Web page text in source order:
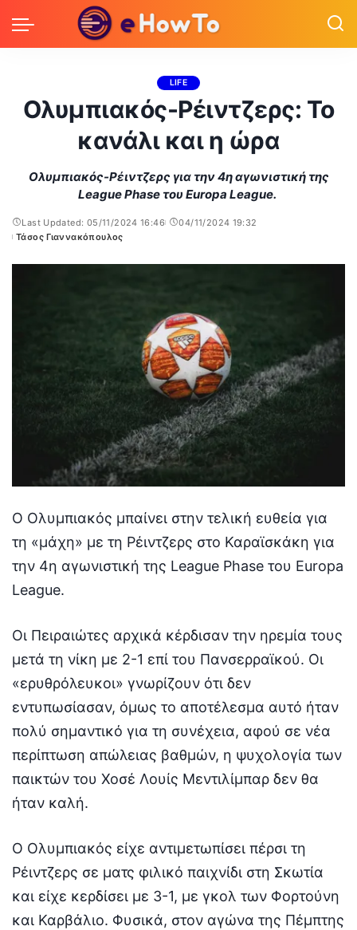
LIFE
Ολυμπιακός-Ρέιντζερς: Το
κανάλι και η ώρα
Ολυμπιακός-Ρέιντζερς για την 4η αγωνιστική της
League Phase του Europa League.
Last Updated: 05/11/2024 16:46
04/11/2024 19:32
Posted
Τάσος Γιαννακόπουλος
Ο Ολυμπιακός μπαίνει στην τελική ευθεία για
τη «μάχη» με τη Ρέιντζερς στο Καραϊσκάκη για
την 4η αγωνιστική της League Phase του Europa
League.
Οι Πειραιώτες αρχικά κέρδισαν την ηρεμία τους
μετά τη νίκη με 2-1 επί του Πανσερραϊκού. Οι
«ερυθρόλευκοι» γνωρίζουν ότι δεν
εντυπωσίασαν, όμως το αποτέλεσμα αυτό ήταν
πολύ σημαντικό για τη συνέχεια, αφού σε νέα
περίπτωση απώλειας βαθμών, η ψυχολογία των
παικτών του Χοσέ Λουίς Μεντιλίμπαρ δεν θα
ήταν καλή.
Ο Ολυμπιακός είχε αντιμετωπίσει πέρσι τη
Ρέιντζερς σε ματς φιλικό παιχνίδι στη Σκωτία
και είχε κερδίσει με 3-1, με γκολ των Φορτούνη
και Καρβάλιο. Φυσικά, στον αγώνα της Πέμπτης